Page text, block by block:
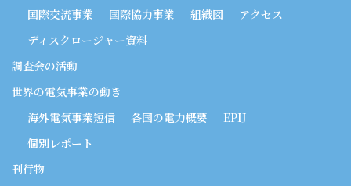
国際交流事業
国際協力事業 組織図
アクセス
ディスクロージャー資料
調査会の活動
世界の電気事業の動き
海外電気事業短信
各国の電力概要
EPIJ
個別レポート
刊行物